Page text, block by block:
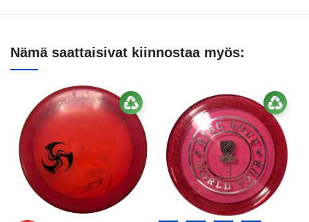
Nämä saattaisivat kiinnostaa myös: